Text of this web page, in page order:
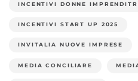
INCENTIVI DONNE
INCENTIVI START UP 2025
INVITALIA NUOVE IMPRESE
MEDIA CONCILIARE